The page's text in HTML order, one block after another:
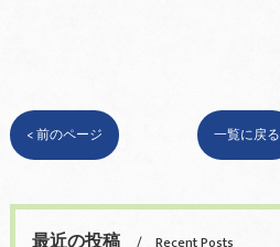
< 前のページ 一覧に戻る
最近の投稿